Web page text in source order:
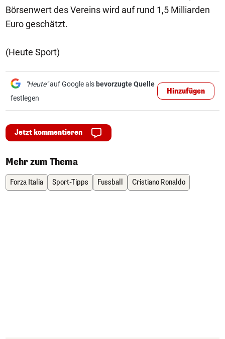
Börsenwert des Vereins wird auf rund 1,5 Milliarden
Euro geschätzt.
(Heute Sport)
"Heute"auf Google als bevorzugte Quelle
festlegen
Hinzufügen
Jetzt kommentieren
Mehr zum Thema
Forza Italia Sport-Tipps Fussball Cristiano Ronaldo